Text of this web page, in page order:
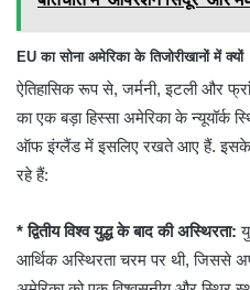
EU का सोना अमेरिका के तिजोरीखानों में क्यों
ऐतिहासिक रूप से, जर्मनी, इटली और
का एक बड़ा हिस्सा अमेरिका के
ऑफ इंग्लैंड में इसलिए रखते आए हैं. इसके
रहे हैं:
* द्वितीय विश्व युद्ध के बाद की अस्थिरता:
आर्थिक अस्थिरता चरम पर थी, जिससे